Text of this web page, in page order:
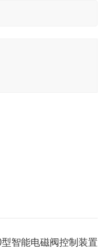
智能电磁阀控制装置